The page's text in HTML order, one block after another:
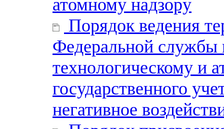
атомному надзору
Порядок ведения
Федеральной службы
технологическому и
государственного
негативное